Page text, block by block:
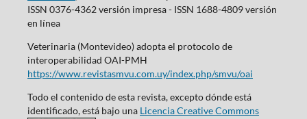
ISSN 0376-4362 versión impresa - ISSN 1688-4809 versión
en línea
Veterinaria (Montevideo) adopta el protocolo de
interoperabilidad OAI-PMH
https://www.revistasmvu.com.uy/index.php/smvu/oai
Todo el contenido de esta revista, excepto dónde está
identificado, está bajo una Licencia Creative Commons